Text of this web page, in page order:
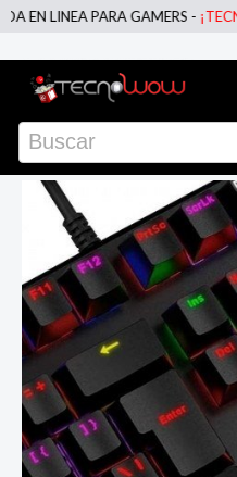
LINEA PARA GAMERS -